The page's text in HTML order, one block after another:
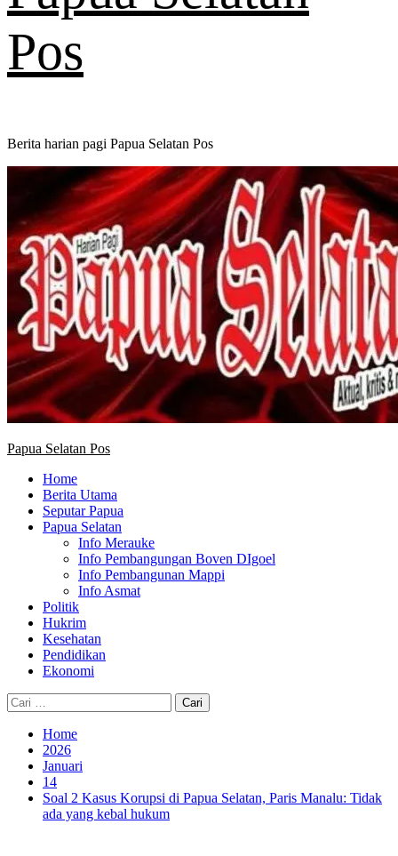
Pos
Berita harian pagi Papua Selatan Pos
Primary
Papua Selatan Pos
Home
Berita Utama
Seputar Papua
Papua Selatan
Info Merauke
Info Pembangungan Boven DIgoel
Info Pembangunan Mappi
Info Asmat
Politik
Hukrim
Kesehatan
Pendidikan
Ekonomi
Cari
untuk:
Home
2026
Januari
14
Soal 2 Kasus Korupsi di Papua Selatan, Paris Manalu: Tidak
ada yang kebal hukum